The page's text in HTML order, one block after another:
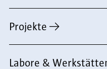
Projekte
Labore &